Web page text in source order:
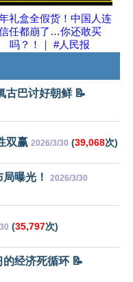
礼盒全假货！中国人连
任都崩了…你还敢买
吗？！｜ #人民报
古巴讨好朝鲜 📝
双赢 2026/3/30 (39,068次)
曝光！ 2026/3/30
(35,797次)
的经济死循环 📝